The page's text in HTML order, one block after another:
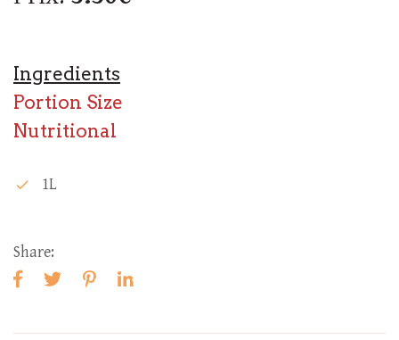
Ingredients
Portion Size
Nutritional
check 1L
Share: